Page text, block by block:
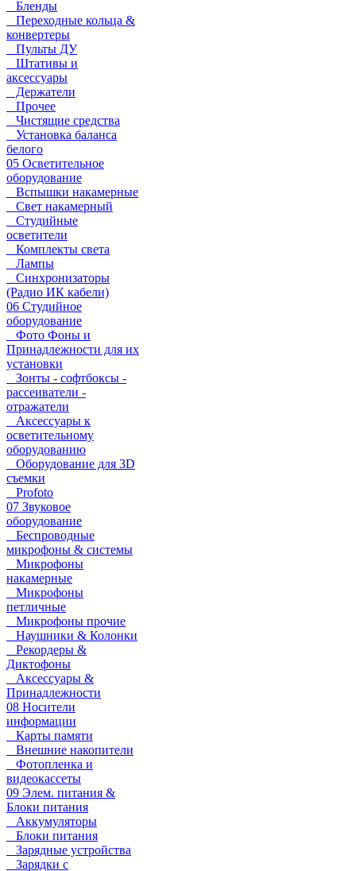
Бленды
Переходные кольца &
конвертеры
Пульты ДУ
Штативы и
аксессуары
Держатели
Прочее
Чистящие средства
Установка баланса
белого
05 Осветительное
оборудование
Вспышки накамерные
Свет накамерный
Студийные
осветители
Комплекты света
Лампы
Синхронизаторы
(Радио ИК кабели)
06 Студийное
оборудование
Фото Фоны и
Принадлежности для их
установки
Зонты - софтбоксы -
рассеиватели -
отражатели
Аксессуары к
осветительному
оборудованию
Оборудование для 3D
съемки
Profoto
07 Звуковое
оборудование
Беспроводные
микрофоны & системы
Микрофоны
накамерные
Микрофоны
петличные
Микрофоны прочие
Наушники & Колонки
Рекордеры &
Диктофоны
Аксессуары &
Принадлежности
08 Носители
информации
Карты памяти
Внешние накопители
Фотопленка и
видеокассеты
09 Элем. питания &
Блоки питания
Аккумуляторы
Блоки питания
Зарядные устройства
Зарядки с